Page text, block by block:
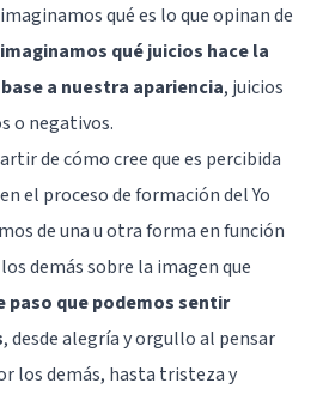
qué es lo que opinan de
qué juicios hace la
a nuestra apariencia, juicios
o negativos.
de cómo cree que es percibida
el proceso de formación del Yo
de una u otra forma en función
demás sobre la imagen que
paso que podemos sentir
, desde alegría y orgullo al pensar
los demás, hasta tristeza y